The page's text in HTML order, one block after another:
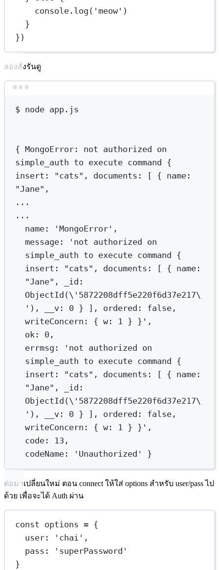
console. log ( 'meow' )
}
})
ลองสั่งรันดู
$ node app.js
{ MongoError: not authorized
on
simple_auth to execute command
{
insert:
"cats", documents: [ { name:
"Jane",
...
...
name:
'MongoError',
message:
'not authorized on
simple_auth to execute command {
insert: "cats", documents: [ { name:
"Jane", _id:
ObjectId(\'5872208dff5e220f6d37e217\
' ), __v: 0 } ], ordered: false,
writeConcern: { w: 1 } }',
ok: 0,
errmsg: 'not authorized
on
simple_auth to execute command
{
insert:
"cats", documents: [ { name:
"Jane",
_id:
ObjectId (\ '5872208dff5e220f6d37e217\
' ) , __v: 0 } ], ordered: false ,
writeConcern:
{ w: 1 } }',
code: 13,
codeName: 'Unauthorized' }
ต่อมาเปลี่ยนใหม่ ตอน connect ให้ใส่ options สำหรับ user/pass ไป
ด้วย เพื่อจะได้ Auth ผ่าน
const options = {
user:
'chai' ,
pass:
'superPassword'
}